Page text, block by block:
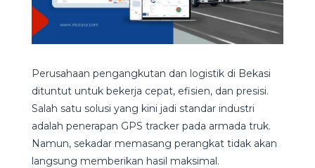
Perusahaan pengangkutan dan logistik di Bekasi
dituntut untuk bekerja cepat, efisien, dan presisi.
Salah satu solusi yang kini jadi standar industri
adalah penerapan GPS tracker pada armada truk.
Namun, sekadar memasang perangkat tidak akan
langsung memberikan hasil maksimal.